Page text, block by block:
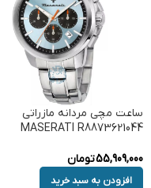
ساعت مچی مردانه مازراتی
MASERATI R8873621044
55,909,000تومان
افزودن به سبد خرید